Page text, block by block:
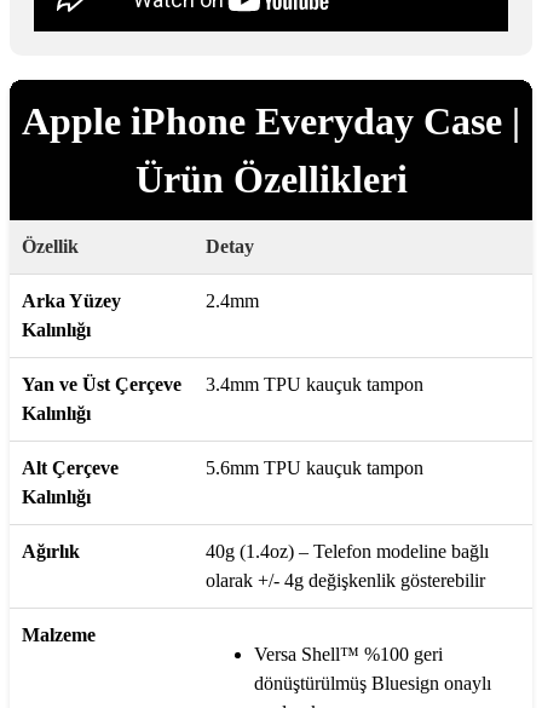
Apple iPhone Everyday Case |
Ürün Özellikleri
Özellik Detay
Arka Yüzey
Kalınlığı
2.4mm
Yan ve Üst Çerçeve
Kalınlığı
3.4mm TPU kauçuk tampon
Alt Çerçeve
Kalınlığı
5.6mm TPU kauçuk tampon
Ağırlık
40g (1.4oz) – Telefon modeline bağlı
olarak +/- 4g değişkenlik gösterebilir
Malzeme
Versa Shell™ %100 geri
dönüştürülmüş Bluesign onaylı